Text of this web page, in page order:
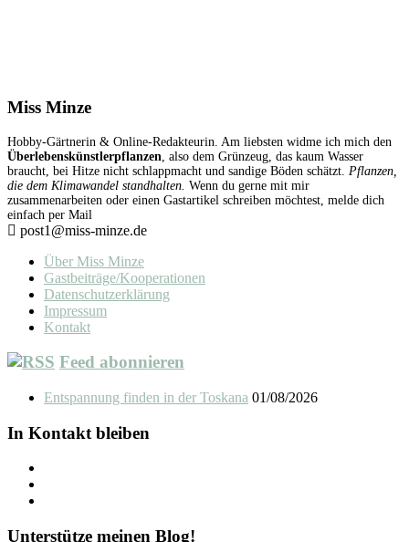
Miss Minze
Hobby-Gärtnerin & Online-Redakteurin. Am liebsten widme ich mich den
Überlebenskünstlerpflanzen , also dem Grünzeug, das kaum Wasser
braucht, bei Hitze nicht schlappmacht und sandige Böden schätzt. Pflanzen,
die dem Klimawandel standhalten. Wenn du gerne mit mir
zusammenarbeiten oder einen Gastartikel schreiben möchtest, melde dich
einfach per Mail
post1@miss-minze.de
Über Miss Minze
Gastbeiträge/Kooperationen
Datenschutzerklärung
Impressum
Kontakt
Feed abonnieren
Entspannung finden in der Toskana 01/08/2026
In Kontakt bleiben
Unterstütze meinen Blog!